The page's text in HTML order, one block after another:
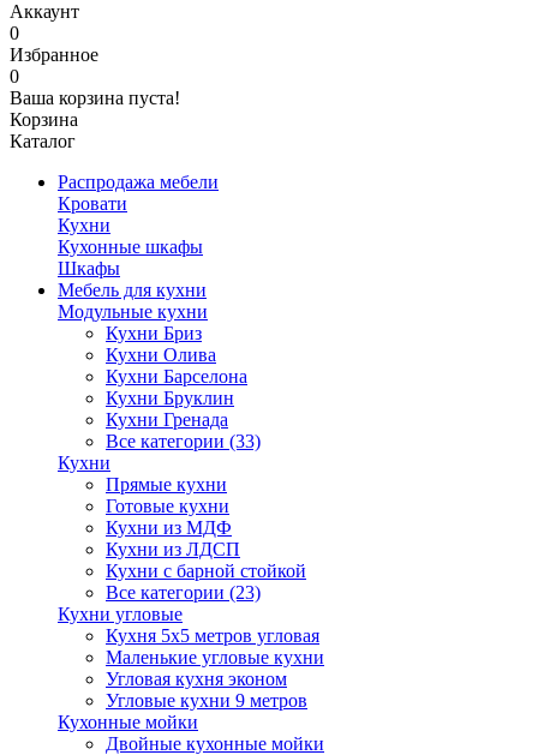
Аккаунт
0
Избранное
0
Ваша корзина пуста!
Корзина
Каталог
Распродажа мебели
Кровати
Кухни
Кухонные шкафы
Шкафы
Мебель для кухни
Модульные кухни
Кухни Бриз
Кухни Олива
Кухни Барселона
Кухни Бруклин
Кухни Гренада
Все категории (33)
Кухни
Прямые кухни
Готовые кухни
Кухни из МДФ
Кухни из ЛДСП
Кухни с барной стойкой
Все категории (23)
Кухни угловые
Кухня 5х5 метров угловая
Маленькие угловые кухни
Угловая кухня эконом
Угловые кухни 9 метров
Кухонные мойки
Двойные кухонные мойки